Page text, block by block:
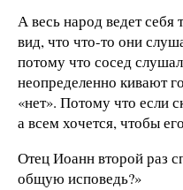
А весь народ ведет себя
вид, что что-то они
потому что сосед
неопределенно кивают
«нет». Потому что если
а всем хочется, чтобы
Отец Иоанн второй раз
общую исповедь?»